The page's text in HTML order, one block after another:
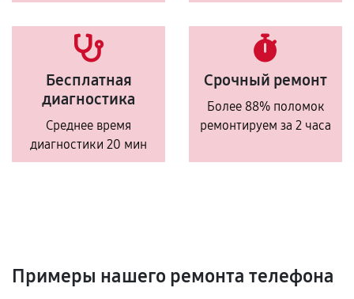
Бесплатная
диагностика
Среднее время
диагностики 20 мин
Срочный ремонт
Более 88% поломок
ремонтируем за 2 часа
Примеры нашего ремонта телефона